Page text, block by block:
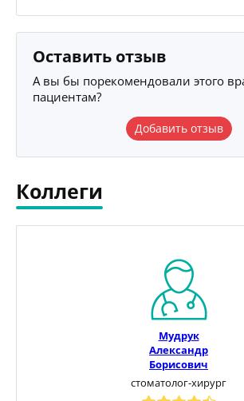
Оставить отзыв
А вы бы порекомендовали этого
пациентам?
Добавить отзыв
Коллеги
Мудрук
Александр
Борисович
стоматолог-хирург